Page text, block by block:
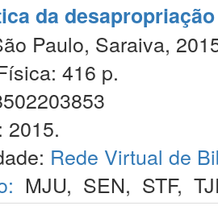
da desapropriação
Paulo, Saraiva,
416 p.
2015.
Rede Virtual de
MJU, SEN, STF,